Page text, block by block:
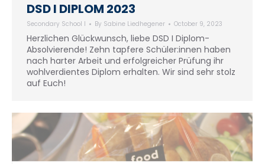
DSD I DIPLOM 2023
Secondary School I By Sabine Liedhegener October 9, 2023
Herzlichen Glückwunsch, liebe DSD I Diplom-
Absolvierende! Zehn tapfere Schüler:innen haben
nach harter Arbeit und erfolgreicher Prüfung ihr
wohlverdientes Diplom erhalten. Wir sind sehr stolz
auf Euch!